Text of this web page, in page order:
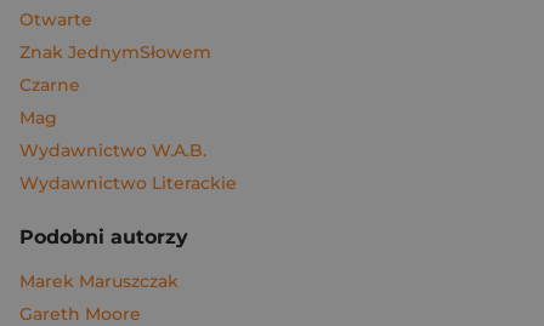
Otwarte
Znak JednymSłowem
Czarne
Mag
Wydawnictwo W.A.B.
Wydawnictwo Literackie
Podobni autorzy
Marek Maruszczak
Gareth Moore